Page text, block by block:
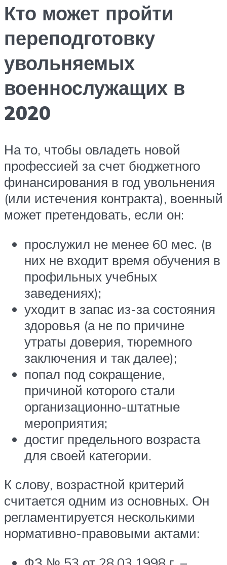
Кто может пройти
переподготовку
увольняемых
военнослужащих в
2020
На то, чтобы овладеть новой
профессией за счет бюджетного
финансирования в год увольнения
(или истечения контракта), военный
может претендовать, если он:
прослужил не менее 60 мес. (в
них не входит время обучения в
профильных учебных
заведениях);
уходит в запас из-за состояния
здоровья (а не по причине
утраты доверия, тюремного
заключения и так далее);
попал под сокращение,
причиной которого стали
организационно-штатные
мероприятия;
достиг предельного возраста
для своей категории.
К слову, возрастной критерий
считается одним из основных. Он
регламентируется несколькими
нормативно-правовыми актами: